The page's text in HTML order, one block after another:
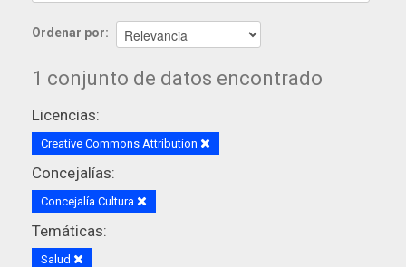
Ordenar por
1 conjunto de datos encontrado
Licencias:
Creative Commons Attribution
Concejalías:
Concejalía Cultura
Temáticas:
Salud